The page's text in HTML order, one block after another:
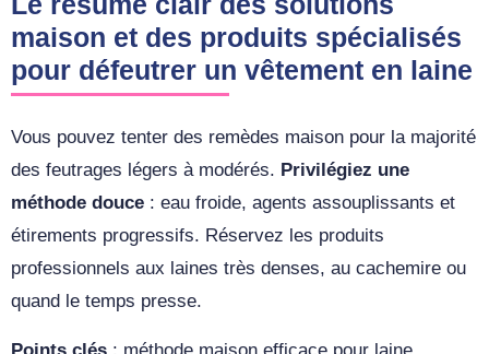
maison et des produits spécialisés
pour défeutrer un vêtement en laine
Vous pouvez tenter des remèdes maison pour la majorité
des feutrages légers à modérés. Privilégiez une
méthode douce : eau froide, agents assouplissants et
étirements progressifs. Réservez les produits
professionnels aux laines très denses, au cachemire ou
quand le temps presse.